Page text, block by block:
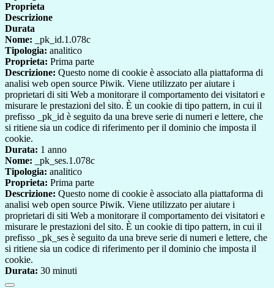
Proprieta
Descrizione
Durata
Nome: _pk_id.1.078c
Tipologia: analitico
Proprieta: Prima parte
Descrizione: Questo nome di cookie è associato alla piattaforma di
analisi web open source Piwik. Viene utilizzato per aiutare i
proprietari di siti Web a monitorare il comportamento dei visitatori e
misurare le prestazioni del sito. È un cookie di tipo pattern, in cui il
prefisso _pk_id è seguito da una breve serie di numeri e lettere, che
si ritiene sia un codice di riferimento per il dominio che imposta il
cookie.
Durata: 1 anno
Nome: _pk_ses.1.078c
Tipologia: analitico
Proprieta: Prima parte
Descrizione: Questo nome di cookie è associato alla piattaforma di
analisi web open source Piwik. Viene utilizzato per aiutare i
proprietari di siti Web a monitorare il comportamento dei visitatori e
misurare le prestazioni del sito. È un cookie di tipo pattern, in cui il
prefisso _pk_ses è seguito da una breve serie di numeri e lettere, che
si ritiene sia un codice di riferimento per il dominio che imposta il
cookie.
Durata: 30 minuti